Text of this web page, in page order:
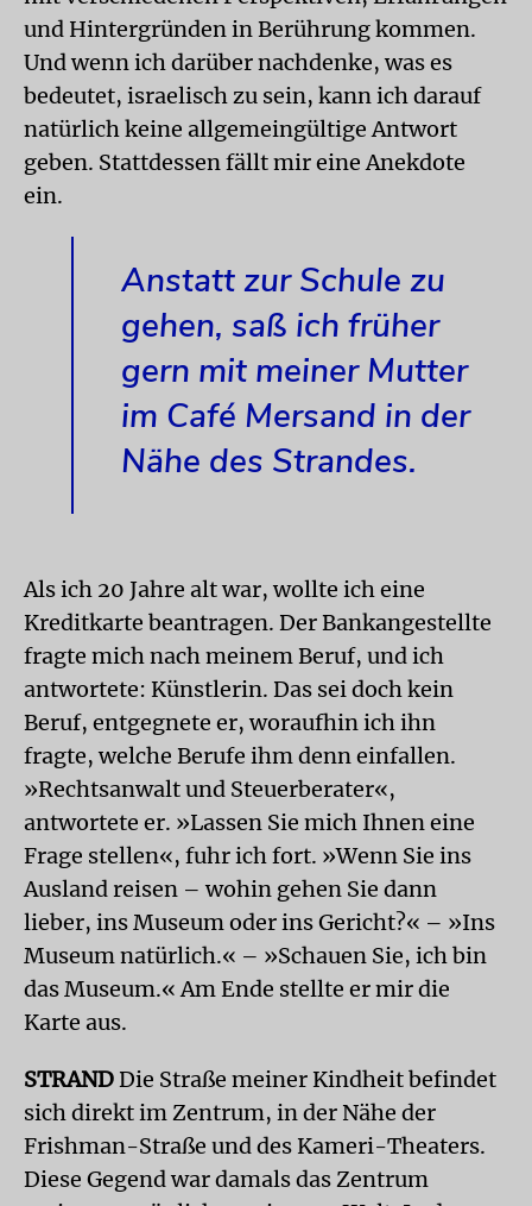
und Hintergründen in Berührung kommen.
Und wenn ich darüber nachdenke, was es
bedeutet, israelisch zu sein, kann ich darauf
natürlich keine allgemeingültige Antwort
geben. Stattdessen fällt mir eine Anekdote
ein.
Anstatt zur Schule zu
gehen, saß ich früher
gern mit meiner Mutter
im Café Mersand in der
Nähe des Strandes.
Als ich 20 Jahre alt war, wollte ich eine
Kreditkarte beantragen. Der Bankangestellte
fragte mich nach meinem Beruf, und ich
antwortete: Künstlerin. Das sei doch kein
Beruf, entgegnete er, woraufhin ich ihn
fragte, welche Berufe ihm denn einfallen.
»Rechtsanwalt und Steuerberater«,
antwortete er. »Lassen Sie mich Ihnen eine
Frage stellen«, fuhr ich fort. »Wenn Sie ins
Ausland reisen – wohin gehen Sie dann
lieber, ins Museum oder ins Gericht?« – »Ins
Museum natürlich.« – »Schauen Sie, ich bin
das Museum.« Am Ende stellte er mir die
Karte aus.
STRAND Die Straße meiner Kindheit befindet
sich direkt im Zentrum, in der Nähe der
Frishman-Straße und des Kameri-Theaters.
Diese Gegend war damals das Zentrum